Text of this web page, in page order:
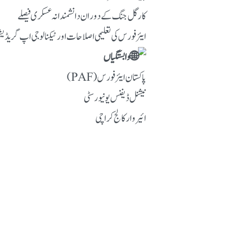
کارگل جنگ کے دوران دانشمندانہ عسکری فیصلے
ایئر فورس کی تعلیمی اصلاحات اور ٹیکنالوجی اپ
وابستگیاں
پاکستان ایئر فورس (PAF)
نیشنل ڈیفنس یونیورسٹی
ائیر وار کالج کراچی